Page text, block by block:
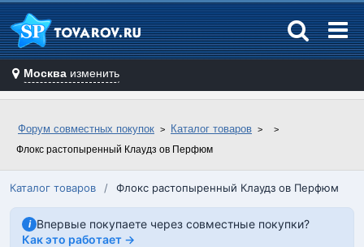
Москва изменить
Форум совместных покупок Каталог товаров
Флокс растопыренный Клаудз ов Перфюм
Каталог товаров / Флокс растопыренный Клаудз ов Перфюм
i Впервые покупаете через совместные покупки?
Как это работает →